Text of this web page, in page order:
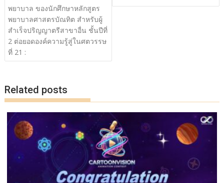
พยาบาล ของนักศึกษาหลักสูตร
พยาบาลศาสตรบัณทิต สำหรับผู้
สำเร็จปริญญาตรีสาขาอื่น ชั้นปีที่
2 ต่อยอดองค์ความรู้สู่ในศตวรรษ
ที่ 21 :
Related posts